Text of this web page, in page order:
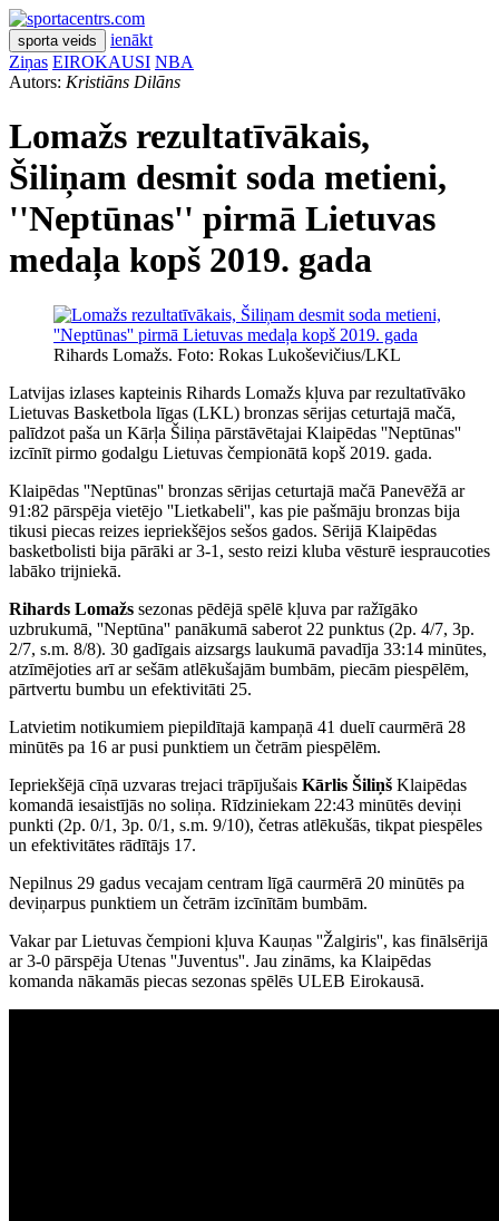
sporta veids
ienākt
Ziņas EIROKAUSI NBA
Autors: Kristiāns Dilāns
Lomažs rezultatīvākais,
Šiliņam desmit soda metieni,
''Neptūnas'' pirmā Lietuvas
medaļa kopš 2019. gada
Rihards Lomažs. Foto: Rokas Lukoševičius/LKL
Latvijas izlases kapteinis Rihards Lomažs kļuva par rezultatīvāko
Lietuvas Basketbola līgas (LKL) bronzas sērijas ceturtajā mačā,
palīdzot paša un Kārļa Šiliņa pārstāvētajai Klaipēdas ''Neptūnas''
izcīnīt pirmo godalgu Lietuvas čempionātā kopš 2019. gada.
Klaipēdas ''Neptūnas'' bronzas sērijas ceturtajā mačā Panevēžā ar
91:82 pārspēja vietējo ''Lietkabeli'', kas pie pašmāju bronzas bija
tikusi piecas reizes iepriekšējos sešos gados. Sērijā Klaipēdas
basketbolisti bija pārāki ar 3-1, sesto reizi kluba vēsturē iespraucoties
labāko trijniekā.
Rihards Lomažs sezonas pēdējā spēlē kļuva par ražīgāko
uzbrukumā, ''Neptūna'' panākumā saberot 22 punktus (2p. 4/7, 3p.
2/7, s.m. 8/8). 30 gadīgais aizsargs laukumā pavadīja 33:14 minūtes,
atzīmējoties arī ar sešām atlēkušajām bumbām, piecām piespēlēm,
pārtvertu bumbu un efektivitāti 25.
Latvietim notikumiem piepildītajā kampaņā 41 duelī caurmērā 28
minūtēs pa 16 ar pusi punktiem un četrām piespēlēm.
Iepriekšējā cīņā uzvaras trejaci trāpījušais Kārlis Šiliņš Klaipēdas
komandā iesaistījās no soliņa. Rīdziniekam 22:43 minūtēs deviņi
punkti (2p. 0/1, 3p. 0/1, s.m. 9/10), četras atlēkušās, tikpat piespēles
un efektivitātes rādītājs 17.
Nepilnus 29 gadus vecajam centram līgā caurmērā 20 minūtēs pa
deviņarpus punktiem un četrām izcīnītām bumbām.
Vakar par Lietuvas čempioni kļuva Kauņas ''Žalgiris'', kas finālsērijā
ar 3-0 pārspēja Utenas ''Juventus''. Jau zināms, ka Klaipēdas
komanda nākamās piecas sezonas spēlēs ULEB Eirokausā.